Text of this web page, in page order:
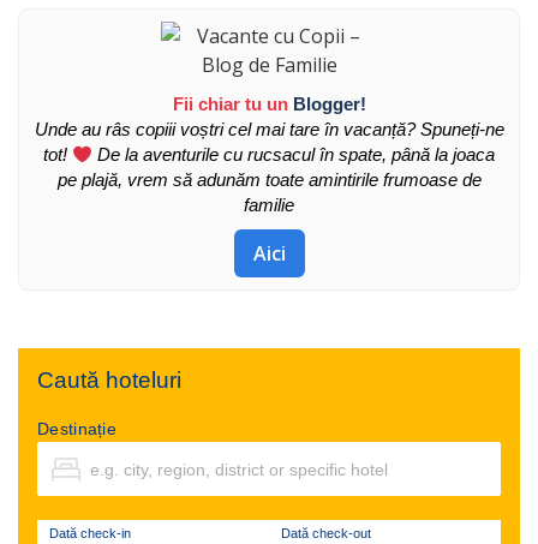
Fii chiar tu un Blogger!
Unde au râs copiii voștri cel mai tare în vacanță? Spuneți-ne
tot!
De la aventurile cu rucsacul în spate, până la joaca
pe plajă, vrem să adunăm toate amintirile frumoase de
familie
Aici
Caută hoteluri
Destinație
Dată check-in Dată check-out